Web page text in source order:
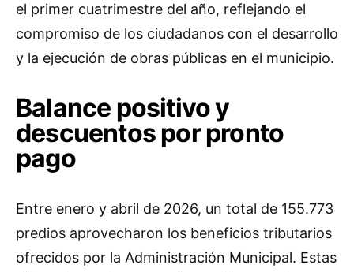
el primer cuatrimestre del año, reflejando el
compromiso de los ciudadanos con el desarrollo
y la ejecución de obras públicas en el municipio.
Balance positivo y
descuentos por pronto
pago
Entre enero y abril de 2026, un total de 155.773
predios aprovecharon los beneficios tributarios
ofrecidos por la Administración Municipal. Estas